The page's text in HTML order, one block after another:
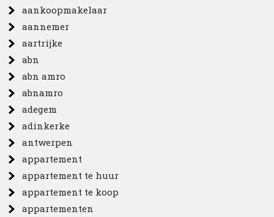
aankoopmakelaar
aannemer
aartrijke
abn
abn amro
abnamro
adegem
adinkerke
antwerpen
appartement
appartement te huur
appartement te koop
appartementen